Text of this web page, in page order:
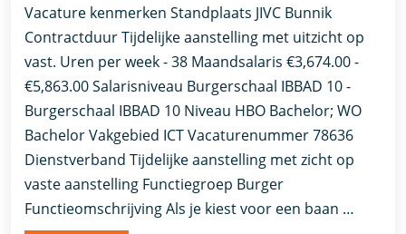
Vacature kenmerken Standplaats JIVC Bunnik
Contractduur Tijdelijke aanstelling met uitzicht op
vast. Uren per week - 38 Maandsalaris €3,674.00 -
€5,863.00 Salarisniveau Burgerschaal IBBAD 10 -
Burgerschaal IBBAD 10 Niveau HBO Bachelor; WO
Bachelor Vakgebied ICT Vacaturenummer 78636
Dienstverband ​Tijdelijke aanstelling met zicht op
vaste aanstelling​ Functiegroep Burger
Functieomschrijving Als je kiest voor een baan …